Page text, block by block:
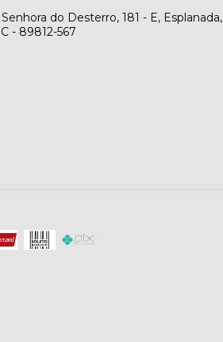
do Desterro, 181 - E, Esplanada,
- 89812-567